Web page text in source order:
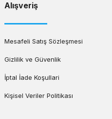
Alışveriş
Mesafeli Satış Sözleşmesi
Gizlilik ve Güvenlik
İptal İade Koşullari
Kişisel Veriler Politikası